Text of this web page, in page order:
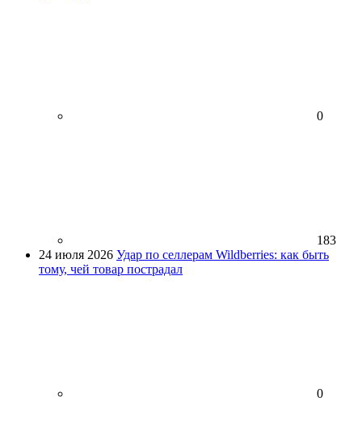
0
183
24 июля 2026 Удар по селлерам Wildberries: как быть
тому, чей товар пострадал
0